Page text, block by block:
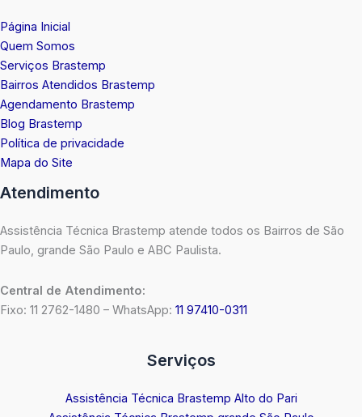
Página Inicial
Quem Somos
Serviços Brastemp
Bairros Atendidos Brastemp
Agendamento Brastemp
Blog Brastemp
Política de privacidade
Mapa do Site
Atendimento
Assistência Técnica Brastemp atende todos os Bairros de São
Paulo, grande São Paulo e ABC Paulista.
Central de Atendimento:
Fixo: 11 2762-1480 – WhatsApp: 11 97410-0311
Serviços
Assistência Técnica Brastemp Alto do Pari